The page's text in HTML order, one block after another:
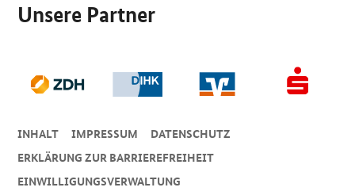
Unsere Partner
INHALT IMPRESSUM
DA­TEN­SCHUTZ
ERKLÄRUNG ZUR BARRIEREFREIHEIT
EINWILLIGUNGSVERWALTUNG